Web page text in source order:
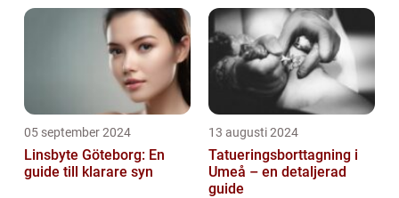
05 september 2024
Linsbyte Göteborg: En
guide till klarare syn
13 augusti 2024
Tatueringsborttagning i
Umeå – en detaljerad
guide